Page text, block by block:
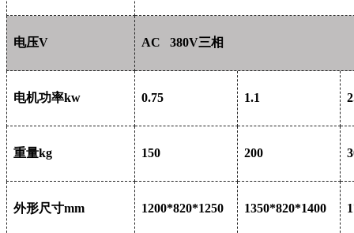
电压V AC 380V三相
电机功率kw 0.75 1.1
重量kg 150 200
外形尺寸mm 1200*820*1250 1350*820*1400